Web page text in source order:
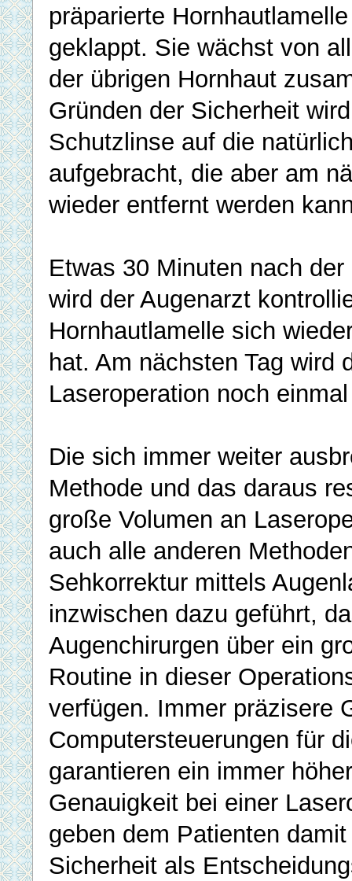
präparierte
geklappt. Sie wächst von
der übrigen Hornhaut
Gründen der Sicherheit
Schutzlinse auf die
aufgebracht, die aber am
wieder entfernt werden
Etwas 30 Minuten nach
wird der Augenarzt
Hornhautlamelle sich
hat. Am nächsten Tag wird
Laseroperation noch
Die sich immer weiter
Methode und das daraus
große Volumen an
auch alle anderen
Sehkorrektur mittels
inzwischen dazu geführt,
Augenchirurgen über ein
Routine in dieser
verfügen. Immer präzisere
Computersteuerungen für
garantieren ein immer
Genauigkeit bei einer
geben dem Patienten
Sicherheit als